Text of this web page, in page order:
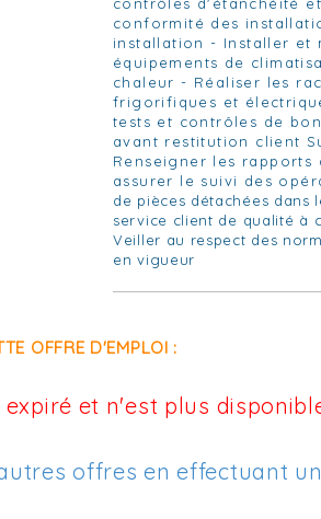
conformité des
installation - Installer et
équipements de
chaleur - Réaliser les
frigorifiques et
tests et contrôles de
avant restitution client
Renseigner les
assurer le suivi des
de pièces détachées dans
service client de qualité à
Veiller au respect des
en vigueur
OFFRE D'EMPLOI :
et n'est plus
offres en effectuant